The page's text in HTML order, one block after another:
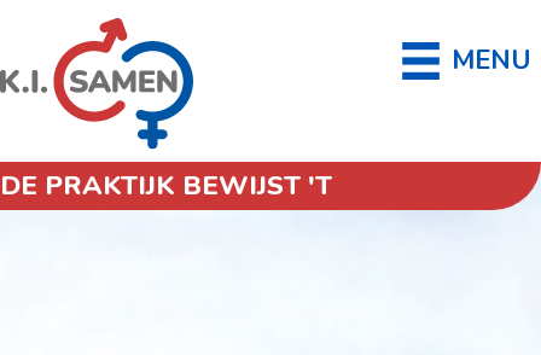
MENU
DE PRAKTIJK BEWIJST 'T